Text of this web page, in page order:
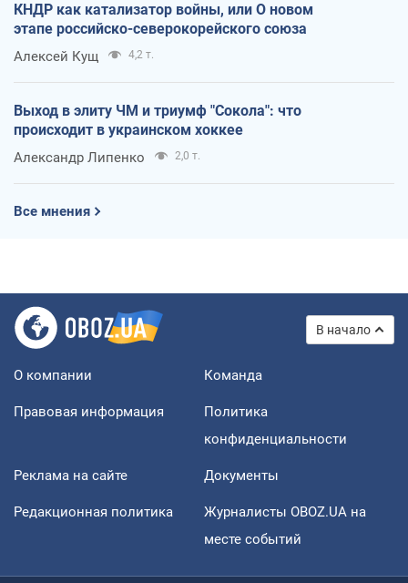
КНДР как катализатор войны, или О новом
этапе российско-северокорейского союза
Алексей Кущ 4,2 т.
Выход в элиту ЧМ и триумф "Сокола": что
происходит в украинском хоккее
Александр Липенко 2,0 т.
Все мнения
В начало
О компании Команда
Правовая информация
Политика
конфиденциальности
Реклама на сайте Документы
Редакционная политика
Журналисты OBOZ.UA на
месте событий